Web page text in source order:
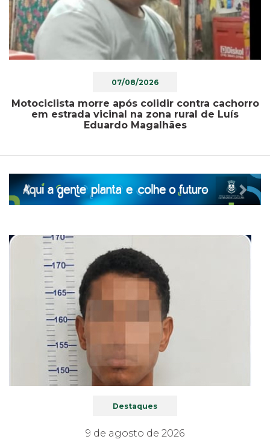
07/08/2026
Motociclista morre após colidir contra cachorro
em estrada vicinal na zona rural de Luís
Eduardo Magalhães
Previous Next
Destaques
9 de agosto de 2026